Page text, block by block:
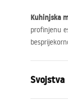
Kuhinjska
profinjenu
Svojstva